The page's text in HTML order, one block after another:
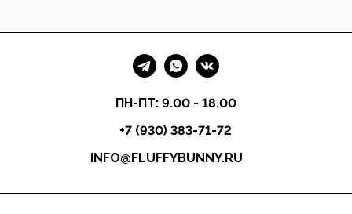
+7 (930) 383-71-72
INFO@FLUFFYBUNNY.RU
ПН-ПТ: 9.00 - 18.00